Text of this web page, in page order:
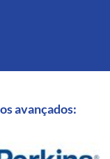
avançados: